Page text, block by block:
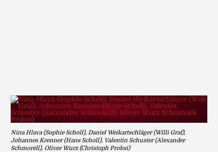
Nina Hlava (Sophie Scholl), Daniel Weikartschläger (Willi Graf),
Johannes Krenner (Hans Scholl), Valentin Schuster (Alexander
Schmorell), Oliver Wurz (Christoph Probst)